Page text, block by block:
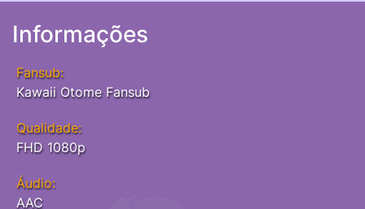
Informações
Fansub:
Kawaii Otome Fansub
Qualidade:
FHD 1080p
Áudio:
AAC